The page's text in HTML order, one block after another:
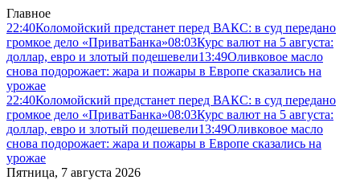
Главное
22:40Коломойский предстанет перед ВАКС: в суд передано
громкое дело «ПриватБанка»08:03Курс валют на 5 августа:
доллар, евро и злотый подешевели13:49Оливковое масло
снова подорожает: жара и пожары в Европе сказались на
урожае
22:40Коломойский предстанет перед ВАКС: в суд передано
громкое дело «ПриватБанка»08:03Курс валют на 5 августа:
доллар, евро и злотый подешевели13:49Оливковое масло
снова подорожает: жара и пожары в Европе сказались на
урожае
Пятница, 7 августа 2026